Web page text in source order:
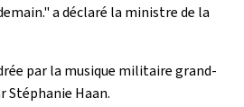
a déclaré la ministre de la
par la musique militaire grand-
Stéphanie Haan.